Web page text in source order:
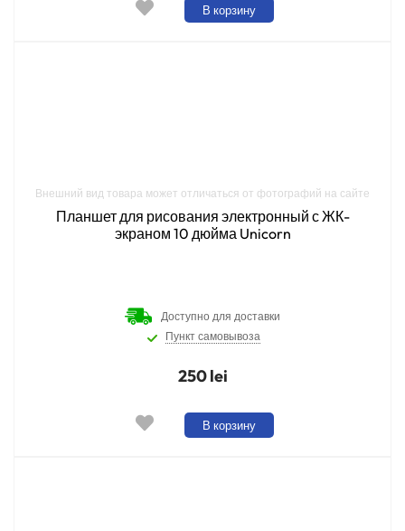
В корзину
Внешний вид товара может отличаться от фотографий на сайте
Планшет для рисования электронный с ЖК-
экраном 10 дюйма Unicorn
Доступно для доставки
Пункт самовывоза
250 lei
В корзину